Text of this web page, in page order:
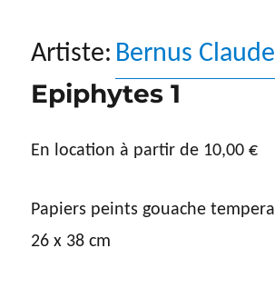
Artiste: Bernus Claude
Epiphytes 1
En location à partir de 10,00€
Papiers peints gouache tempera
26 x 38 cm